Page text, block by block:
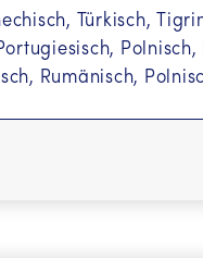
Türkisch,
Rumänisch,